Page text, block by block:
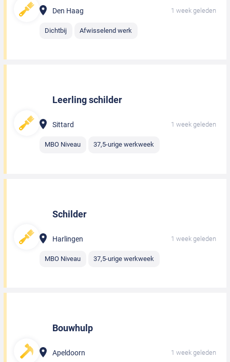
Den Haag 1 week geleden
Dichtbij Afwisselend werk
Leerling schilder
Sittard 1 week geleden
MBO Niveau 37,5-urige werkweek
Schilder
Harlingen 1 week geleden
MBO Niveau 37,5-urige werkweek
Bouwhulp
Apeldoorn 1 week geleden